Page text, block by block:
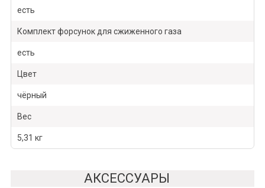
есть
Комплект форсунок для сжиженного газа
есть
Цвет
чёрный
Вес
5,31 кг
АКСЕССУАРЫ